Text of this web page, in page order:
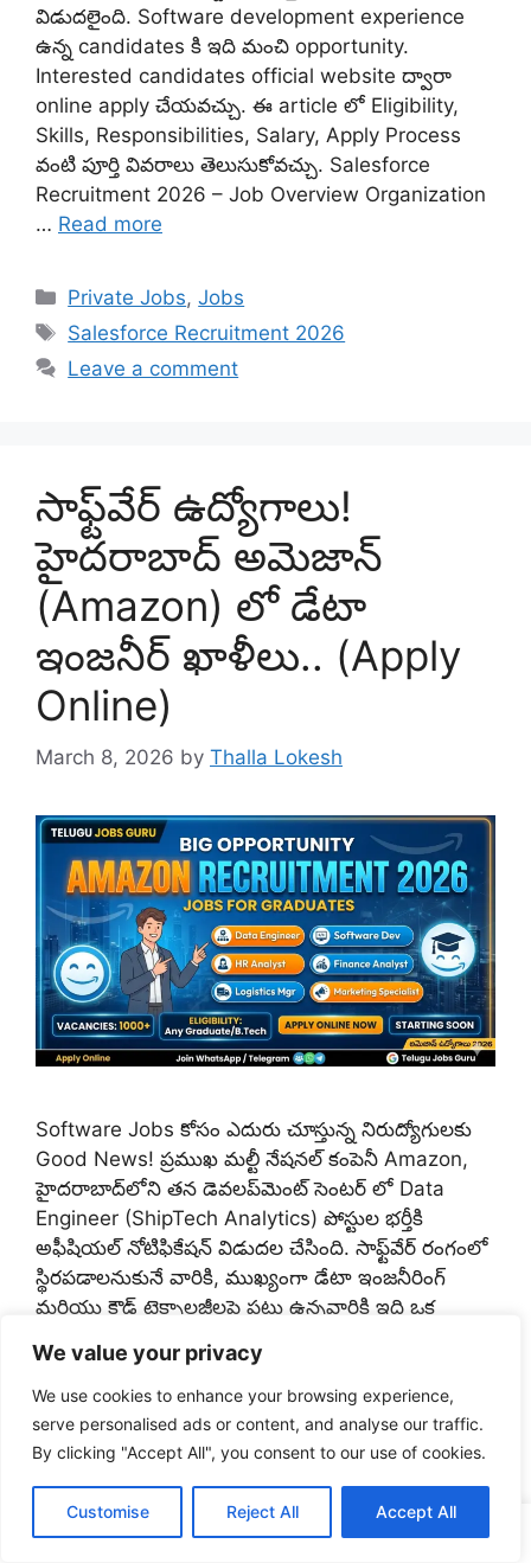
We value your privacy
We use cookies to enhance your browsing experience,
serve personalised ads or content, and analyse our traffic.
By clicking "Accept All", you consent to our use of cookies.
Customise Reject All Accept All
విడుదలైంది. Software development experience
ఉన్న candidates కి ఇది మంచి opportunity.
Interested candidates official website ద్వారా
online apply చేయవచ్చు. ఈ article లో Eligibility,
Skills, Responsibilities, Salary, Apply Process
వంటి పూర్తి వివరాలు తెలుసుకోవచ్చు. Salesforce
Recruitment 2026 – Job Overview Organization
… Read more
Categories
Private Jobs,Jobs
Tags
Salesforce Recruitment 2026
Leave a comment
సాఫ్ట్‌వేర్ ఉద్యోగాలు!
హైదరాబాద్ అమెజాన్
(Amazon) లో డేటా
ఇంజనీర్ ఖాళీలు.. (Apply
Online)
March 8, 2026 by Thalla Lokesh
Software Jobs కోసం ఎదురు చూస్తున్న నిరుద్యోగులకు
Good News! ప్రముఖ మల్టీ నేషనల్ కంపెనీ Amazon,
హైదరాబాద్‌లోని తన డెవలప్‌మెంట్ సెంటర్ లో Data
Engineer (ShipTech Analytics) పోస్టుల భర్తీకి
అఫీషియల్ నోటిఫికేషన్ విడుదల చేసింది. సాఫ్ట్‌వేర్ రంగంలో
స్థిరపడాలనుకునే వారికి, ముఖ్యంగా డేటా ఇంజనీరింగ్
మరియు క్లౌడ్ టెక్నాలజీలపై పట్టు ఉన్నవారికి ఇది ఒక
సంబంధించిన అర్హతలు, కావాల్సిన స్కిల్స్ మరియు అప్లై చేసే
… Read more
Categories
Jobs,
Private Jobs
Tags
Amazon Careers ,Amazon India Hiring,
Amazon Jobs 2026,Data Engineer Recruitment,
WA Channel Telegram YouTube FB